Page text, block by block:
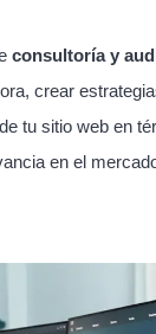
consultoría y
crear
tu sitio web en
en el